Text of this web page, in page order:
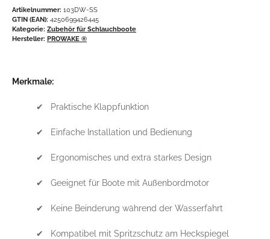
Artikelnummer: 103DW-SS
GTIN (EAN): 4250699426445
Kategorie: Zubehör für Schlauchboote
Hersteller: PROWAKE ®
Merkmale:
✔ Praktische Klappfunktion
✔ Einfache Installation und Bedienung
✔ Ergonomisches und extra starkes Design
✔ Geeignet für Boote mit Außenbordmotor
✔ Keine Beinderung während der Wasserfahrt
✔ Kompatibel mit Spritzschutz am Heckspiegel